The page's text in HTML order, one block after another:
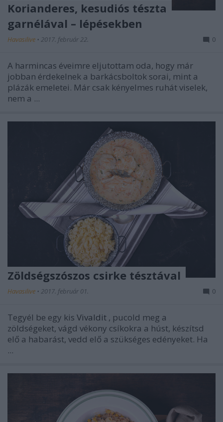
Korianderes, kesudiós tészta
garnélával – lépésekben
Havasilive • 2017. február 22. 0
A harmincas éveimre eljutottam oda, hogy már
jobban érdekelnek a barkácsboltok sorai, mint a
plázák emeletei. Már csak kényelmes ruhát viselek,
nem a ...
Zöldségszószos csirke tésztával
Havasilive • 2017. február 01. 0
Tegyél be egy kis Vivaldit , pucold meg a
zöldségeket, vágd vékony csíkokra a húst, készítsd
elő a habarást, vedd elő a szükséges edényeket. Ha
...